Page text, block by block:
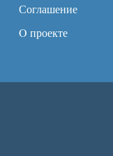
Соглашение
O проекте